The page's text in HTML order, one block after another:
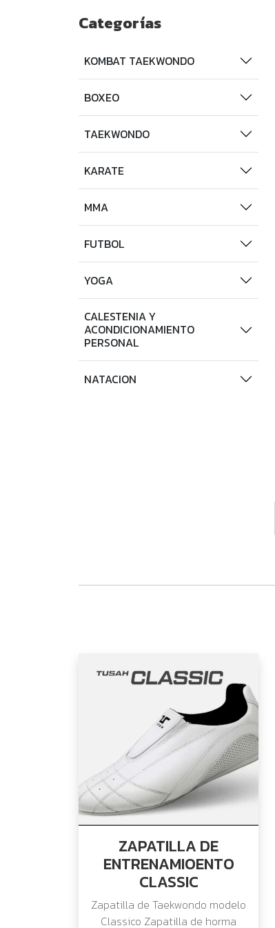
Categorías
KOMBAT TAEKWONDO
BOXEO
TAEKWONDO
KARATE
MMA
FUTBOL
YOGA
CALESTENIA Y
ACONDICIONAMIENTO
PERSONAL
NATACION
ZAPATILLA DE
ENTRENAMIOENTO
CLASSIC
Zapatilla de Taekwondo modelo
Classico Zapatilla de horma